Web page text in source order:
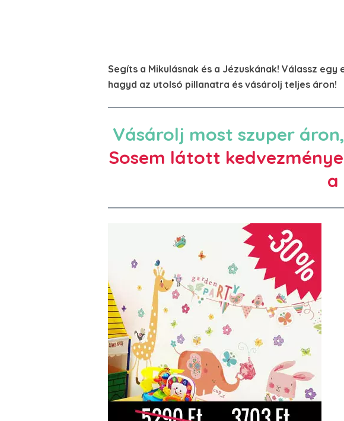
Segíts a Mikulásnak és a Jézuskának! Válassz
hagyd az utolsó pillanatra és vásárolj teljes áron!
Vásárolj most szuper
Sosem látott
a